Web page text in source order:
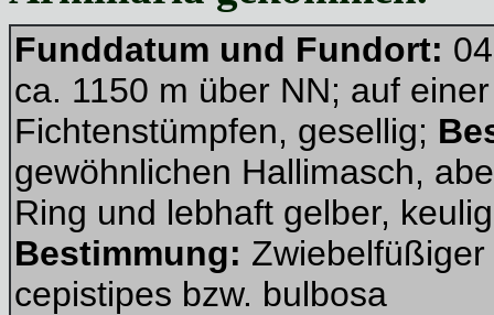
Funddatum und Fundort:
ca. 1150 m über NN; auf
Fichtenstümpfen, gesellig;
gewöhnlichen Hallimasch,
Ring und lebhaft gelber,
Bestimmung:
cepistipes bzw. bulbosa